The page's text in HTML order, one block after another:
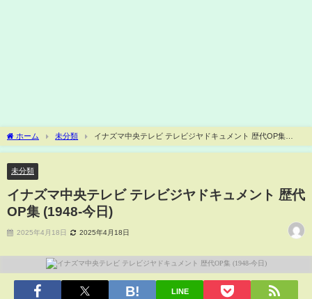
ホーム 未分類
イナズマ中央テレビ テレビジヤドキュメント 歴代OP集
(1948-今日)
未分類
イナズマ中央テレビ テレビジヤドキュメント 歴代
OP集 (1948-今日)
2025年4月18日 2025年4月18日
LINE